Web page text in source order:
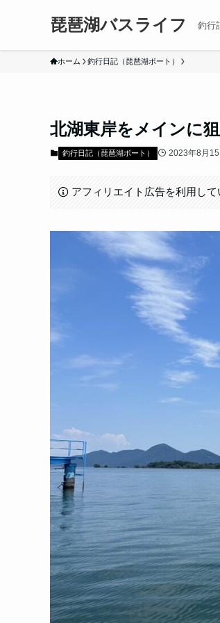
琵琶湖バスライフ 釣行
ホーム 釣行日記（琵琶湖ボート）
北湖東岸をメインに
釣行日記（琵琶湖ボート） 2023年8月15
アフィリエイト広告を利用して